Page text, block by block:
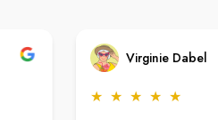
Virginie Dabel
★ ★ ★ ★ ★